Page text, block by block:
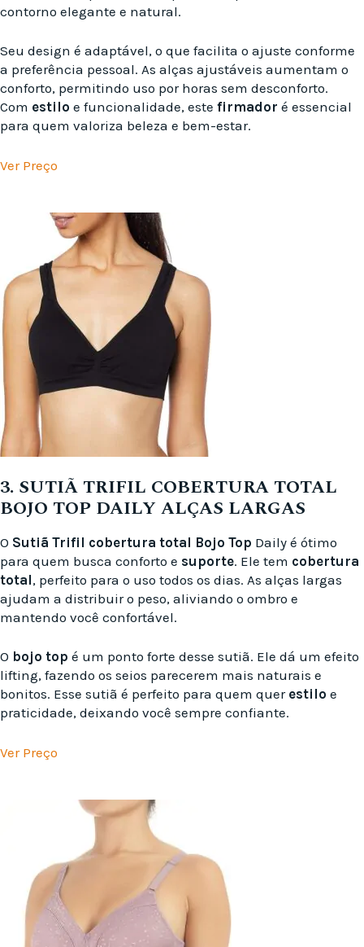
contorno elegante e natural.
Seu design é adaptável, o que facilita o ajuste conforme
a preferência pessoal. As alças ajustáveis aumentam o
conforto, permitindo uso por horas sem desconforto.
Com estilo e funcionalidade, este firmador é essencial
para quem valoriza beleza e bem-estar.
Ver Preço
3. SUTIÃ TRIFIL COBERTURA TOTAL
BOJO TOP DAILY ALÇAS LARGAS
O Sutiã Trifil cobertura total Bojo Top Daily é ótimo
para quem busca conforto e suporte. Ele tem cobertura
total, perfeito para o uso todos os dias. As alças largas
ajudam a distribuir o peso, aliviando o ombro e
mantendo você confortável.
O bojo top é um ponto forte desse sutiã. Ele dá um efeito
lifting, fazendo os seios parecerem mais naturais e
bonitos. Esse sutiã é perfeito para quem quer estilo e
praticidade, deixando você sempre confiante.
Ver Preço